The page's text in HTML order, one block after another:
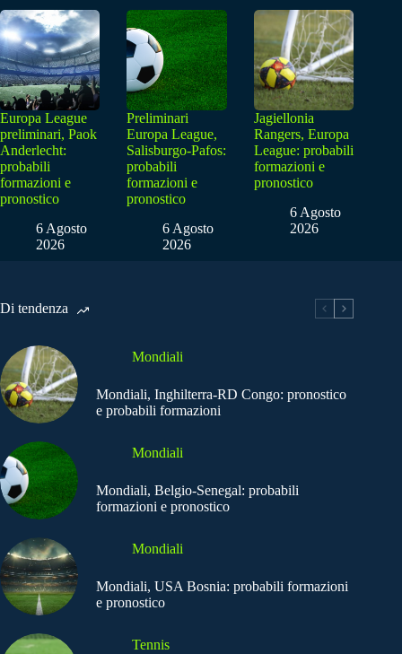
Europa League
preliminari, Paok
Anderlecht:
probabili
formazioni e
pronostico
6 Agosto
2026
Preliminari
Europa League,
Salisburgo-Pafos:
probabili
formazioni e
pronostico
6 Agosto
2026
Jagiellonia
Rangers, Europa
League: probabili
formazioni e
pronostico
6 Agosto
2026
Di tendenza
Mondiali
Mondiali, Inghilterra-RD Congo: pronostico
e probabili formazioni
Mondiali
Mondiali, Belgio-Senegal: probabili
formazioni e pronostico
Mondiali
Mondiali, USA Bosnia: probabili formazioni
e pronostico
Tennis